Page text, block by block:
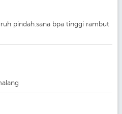
pindah.sana bpa tinggi rambut